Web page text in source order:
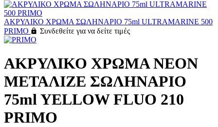
ΑΚΡΥΛΙΚΟ ΧΡΩΜΑ ΣΩΛΗΝΑΡΙΟ 75ml ULTRAMARINE 500
PRIMO
Συνδεθείτε για να δείτε τιμές
ΑΚΡΥΛΙΚΟ ΧΡΩΜΑ ΝΕΟΝ
ΜΕΤΑΛΙΖΕ ΣΩΛΗΝΑΡΙΟ
75ml YELLOW FLUO 210
PRIMO